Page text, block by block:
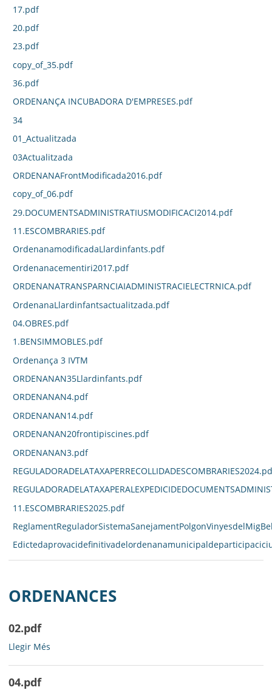
17.pdf
20.pdf
23.pdf
copy_of_35.pdf
36.pdf
ORDENANÇA INCUBADORA D'EMPRESES.pdf
34
01_Actualitzada
03Actualitzada
ORDENANAFrontModificada2016.pdf
copy_of_06.pdf
29.DOCUMENTSADMINISTRATIUSMODIFICACI2014.pdf
11.ESCOMBRARIES.pdf
OrdenanamodificadaLlardinfants.pdf
Ordenanacementiri2017.pdf
ORDENANATRANSPARNCIAIADMINISTRACIELECTRNICA.pdf
OrdenanaLlardinfantsactualitzada.pdf
04.OBRES.pdf
1.BENSIMMOBLES.pdf
Ordenança 3 IVTM
ORDENANAN35Llardinfants.pdf
ORDENANAN4.pdf
ORDENANAN14.pdf
ORDENANAN20frontipiscines.pdf
ORDENANAN3.pdf
11.ESCOMBRARIES2025.pdf
ORDENANCES
02.pdf
02.pdf
Llegir Més
04.pdf